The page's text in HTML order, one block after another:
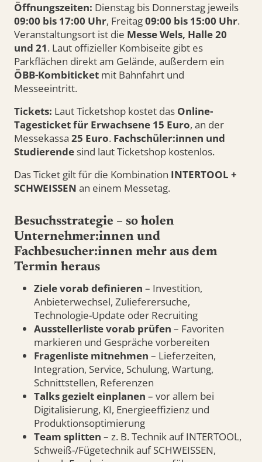
Öffnungszeiten: Dienstag bis Donnerstag jeweils
09:00 bis 17:00 Uhr, Freitag09:00 bis 15:00 Uhr.
Veranstaltungsort ist die Messe Wels, Halle 20
und 21. Laut offizieller Kombiseite gibt es
Parkflächen direkt am Gelände, außerdem ein
ÖBB-Kombiticket mit Bahnfahrt und
Messeeintritt.
Tickets: Laut Ticketshop kostet das Online-
Tagesticket für Erwachsene 15 Euro, an der
Messekassa 25 Euro. Fachschüler:innen und
Studierende sind laut Ticketshop kostenlos.
Das Ticket gilt für die Kombination INTERTOOL +
SCHWEISSEN an einem Messetag.
Besuchsstrategie – so holen
Unternehmer:innen und
Fachbesucher:innen mehr aus dem
Termin heraus
Ziele vorab definieren – Investition,
Anbieterwechsel, Zulieferersuche,
Technologie-Update oder Recruiting
Ausstellerliste vorab prüfen – Favoriten
markieren und Gespräche vorbereiten
Fragenliste mitnehmen – Lieferzeiten,
Integration, Service, Schulung, Wartung,
Schnittstellen, Referenzen
Talks gezielt einplanen – vor allem bei
Digitalisierung, KI, Energieeffizienz und
Produktionsoptimierung
Team splitten – z. B. Technik auf INTERTOOL,
Schweiß-/Fügetechnik auf SCHWEISSEN,